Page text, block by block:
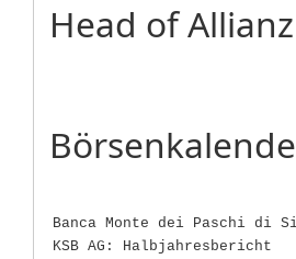
Head of
Banca Monte dei Paschi di
KSB AG: Halbjahresbericht